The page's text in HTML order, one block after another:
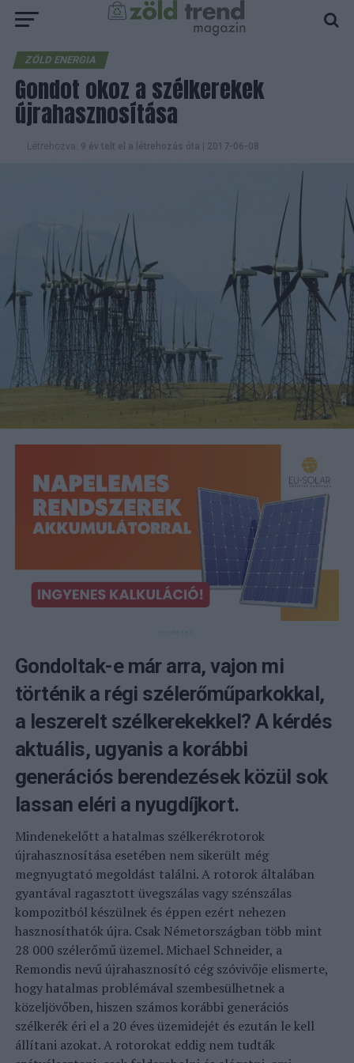
ZÖLD ENERGIA
Gondot okoz a szélkerekek
újrahasznosítása
Létrehozva: 9 év telt el a létrehozás óta 2017-06-08
Gondoltak-e már arra, vajon mi
történik a régi szélerőműparkokkal,
a leszerelt szélkerekekkel? A kérdés
aktuális, ugyanis a korábbi
generációs berendezések közül sok
lassan eléri a nyugdíjkort.
Mindenekelőtt a hatalmas szélkerékrotorok
újrahasznosítása esetében nem sikerült még
megnyugtató megoldást találni. A rotorok általában
gyantával ragasztott üvegszálas vagy szénszálas
kompozitból készülnek és éppen ezért nehezen
hasznosíthatók újra. Csak Németországban több mint
28 000 szélerőmű üzemel. Michael Schneider, a
Remondis nevű újrahasznosító cég szóvivője elismerte,
hogy hatalmas problémával szembesülhetnek a
közeljövőben, hiszen számos korábbi generációs
szélkerék éri el a 20 éves üzemidejét és ezután le kell
állítani azokat. A rotorokat eddig nem tudták